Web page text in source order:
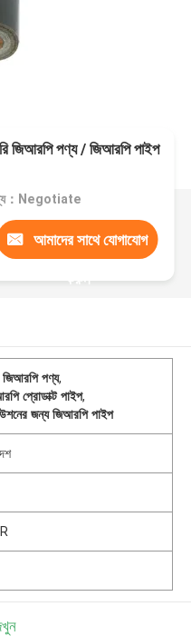
জিআরপি পণ্য / জিআরপি পাইপ
：Negotiate
আমাদের সাথে যোগাযোগ
করুন
জিআরপি পণ্য,
প্রোডাক্ট পাইপ,
জন্য জিআরপি পাইপ